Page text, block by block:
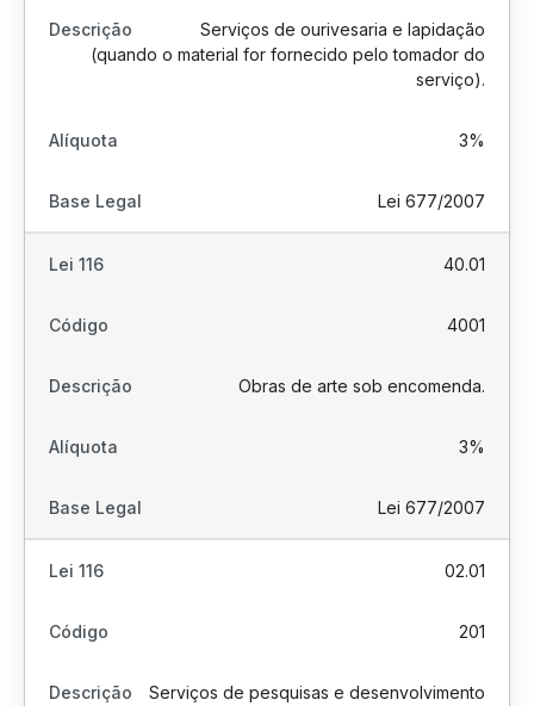
Serviços de ourivesaria e lapidação
(quando o material for fornecido pelo tomador do
serviço).
3%
Lei 677/2007
40.01
4001
Obras de arte sob encomenda.
3%
Lei 677/2007
02.01
201
Serviços de pesquisas e desenvolvimento